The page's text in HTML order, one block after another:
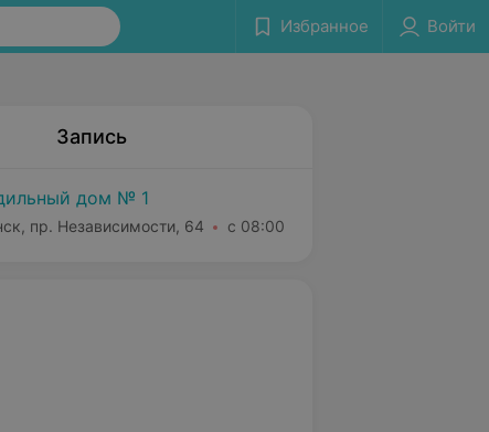
Избранное Войти
Запись
дом № 1
пр. Независимости, 64 с 08:00